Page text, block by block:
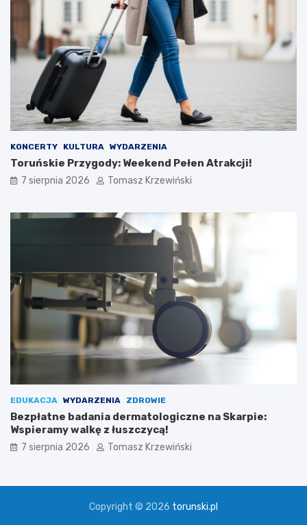
KONCERTY KULTURA WYDARZENIA
Toruńskie Przygody: Weekend Pełen Atrakcji!
7 sierpnia 2026 Tomasz Krzewiński
EDUKACJA WYDARZENIA ZDROWIE
Bezpłatne badania dermatologiczne na Skarpie:
Wspieramy walkę z łuszczycą!
7 sierpnia 2026 Tomasz Krzewiński
Copyright © 2026 torunski.pl